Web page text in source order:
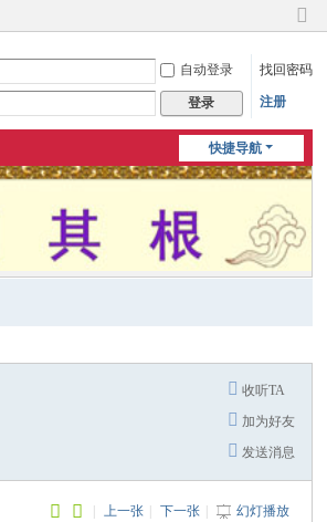
切
到
自动登录 找回密码
登录 注册
快捷导航
收听TA
加为好友
发送消息
上一张 下一张 幻灯播放